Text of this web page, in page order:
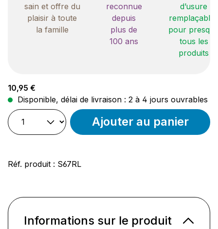
sain et offre du
plaisir à toute
la famille
reconnue
depuis
plus de
100 ans
d’usure
remplaçables
pour
tous les
produits
Prix régulier :
10,95 €
Disponible, délai de livraison : 2 à 4 jours ouvrables
Ajouter au panier
Réf. produit : S67RL
Informations sur le produit